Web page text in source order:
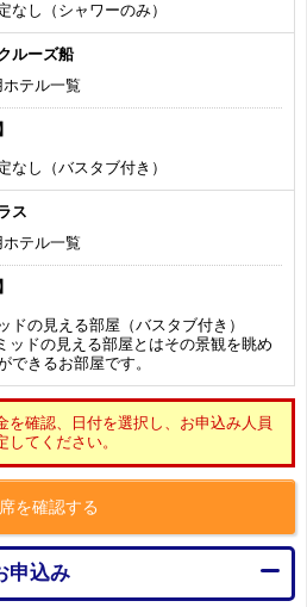
なし（シャワーのみ）
ルーズ船
ホテル一覧
なし（バスタブ付き）
ス
ホテル一覧
ドの見える部屋（バスタブ付き）
ッドの見える部屋とはその景観を眺め
できるお部屋です。
を確認、日付を選択し、お申込み人員
してください。
を確認する
申込み